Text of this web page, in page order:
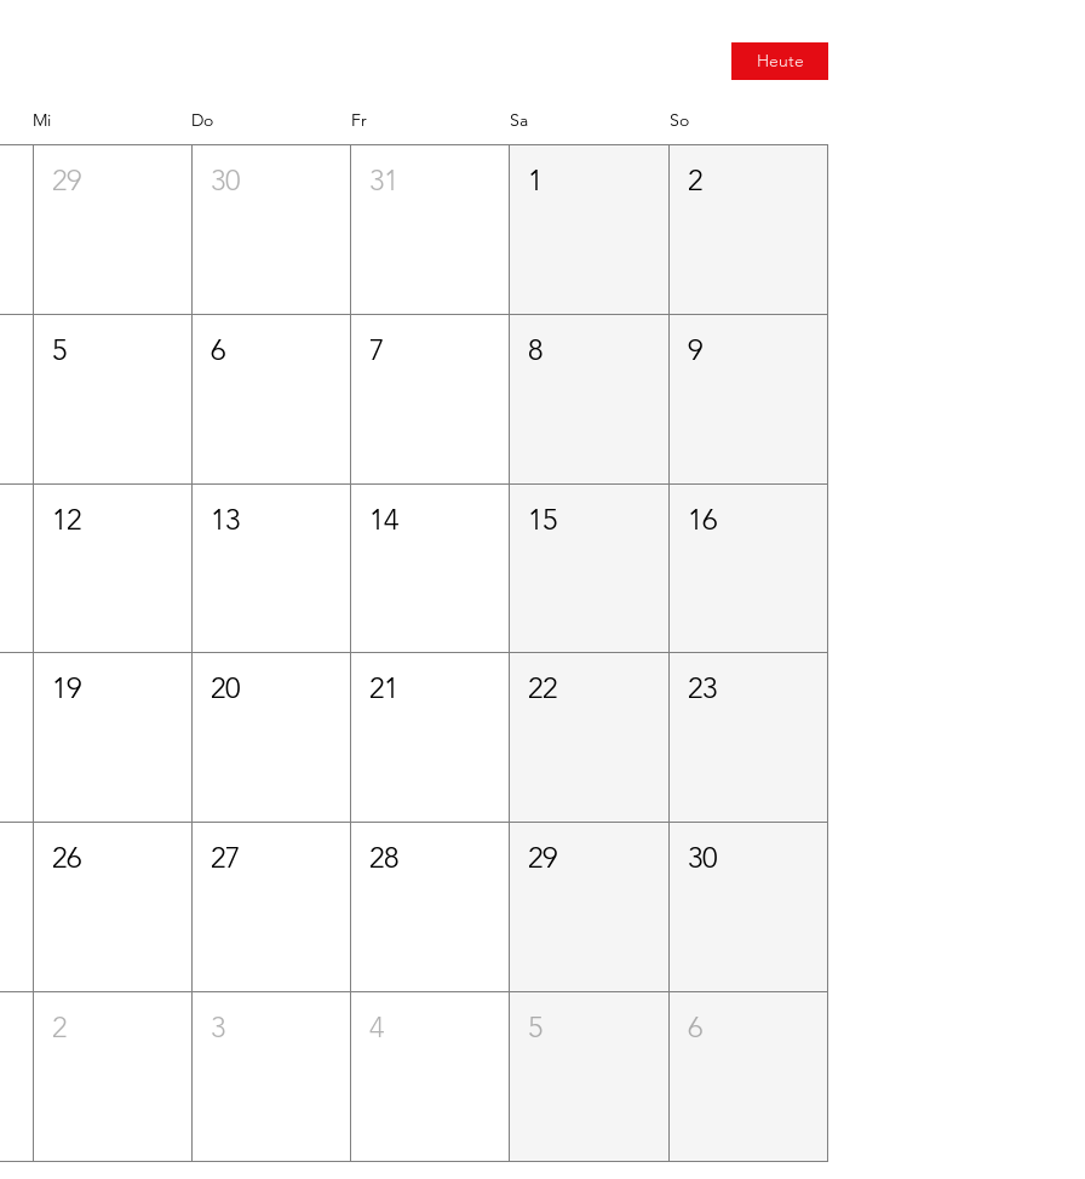
Heute
Mi Do Fr Sa So
29 30 31 1 2
5 6 7 8 9
12 13 14 15 16
19 20 21 22 23
26 27 28 29 30
2 3 4 5 6